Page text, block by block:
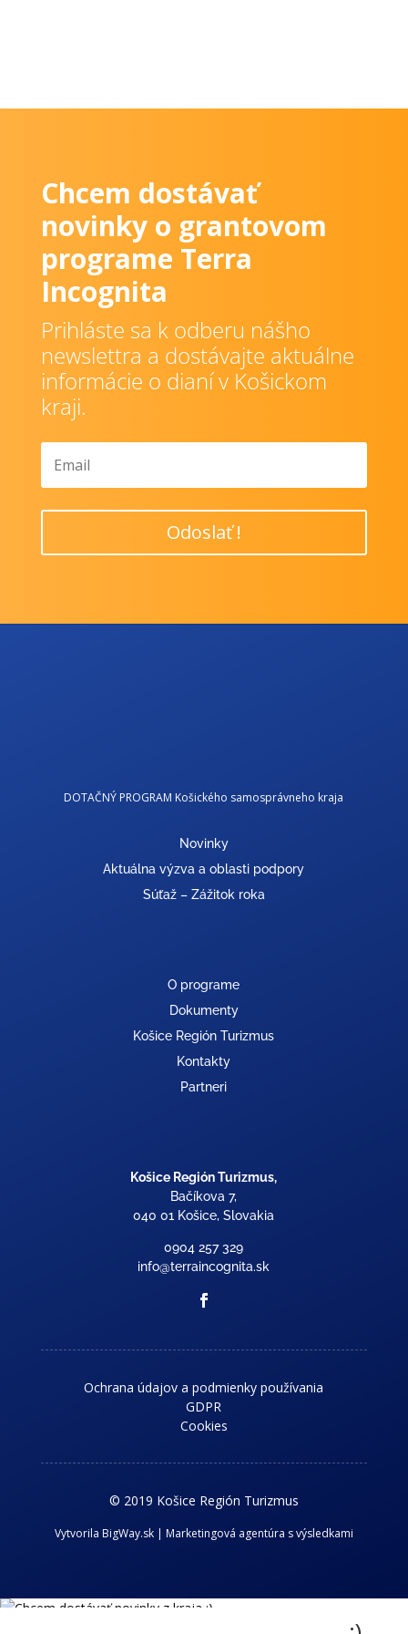
Chcem dostávať
novinky o grantovom
programe Terra
Incognita
Prihláste sa k odberu nášho
newslettra a dostávajte aktuálne
informácie o dianí v Košickom
kraji.
Odoslať !
DOTAČNÝ PROGRAM Košického samosprávneho kraja
Novinky
Aktuálna výzva a oblasti podpory
Súťaž – Zážitok roka
O programe
Dokumenty
Košice Región Turizmus
Kontakty
Partneri
Košice Región Turizmus,
Bačíkova 7,
040 01 Košice, Slovakia
0904 257 329
info@terraincognita.sk
Ochrana údajov a podmienky používania
GDPR
Cookies
© 2019 Košice Región Turizmus
Vytvorila BigWay.sk | Marketingová agentúra s výsledkami